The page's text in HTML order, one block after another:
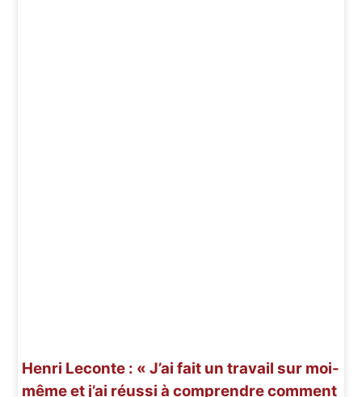
Henri Leconte : « J’ai fait un travail sur moi-
même et j’ai réussi à comprendre comment